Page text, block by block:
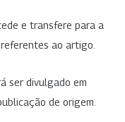
e transfere para a
ao artigo.
ser divulgado em
de origem.